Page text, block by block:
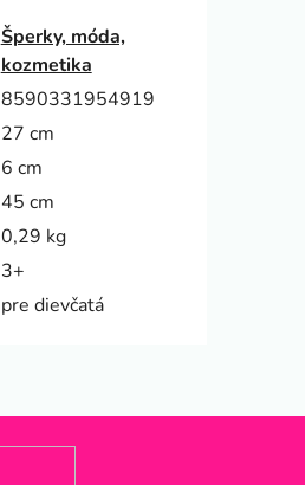
Šperky, móda,
kozmetika
8590331954919
27 cm
6 cm
45 cm
0,29 kg
3+
pre dievčatá